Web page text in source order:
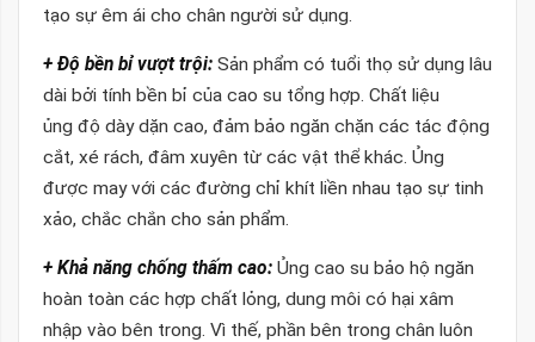
tạo sự êm ái cho chân người sử dụng.
+ Độ bền bỉ vượt trội: Sản phẩm có tuổi thọ sử dụng lâu
dài bởi tính bền bỉ của cao su tổng hợp. Chất liệu
ủng độ dày dặn cao, đảm bảo ngăn chặn các tác động
cắt, xé rách, đâm xuyên từ các vật thể khác. Ủng
được may với các đường chỉ khít liền nhau tạo sự tinh
xảo, chắc chắn cho sản phẩm.
+ Khả năng chống thấm cao: Ủng cao su bảo hộ ngăn
hoàn toàn các hợp chất lỏng, dung môi có hại xâm
nhập vào bên trong. Vì thế, phần bên trong chân luôn